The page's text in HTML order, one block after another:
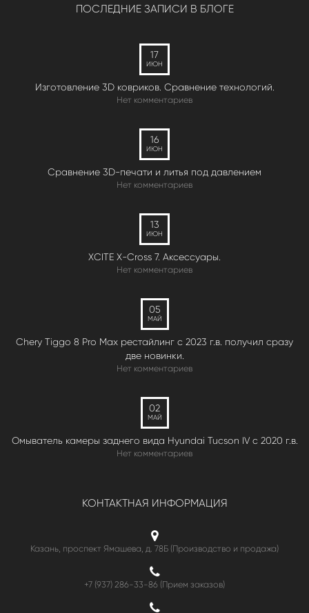
ПОСЛЕДНИЕ ЗАПИСИ В БЛОГЕ
17
ИЮН
Изготовление 3D ковриков. Сравнение технологий.
Нет комментариев
16
ИЮН
Сравнение 3D-печати и литья под давлением
Нет комментариев
13
ИЮН
XCITE X-Cross 7. Аксессуары.
Нет комментариев
05
МАЙ
Chery Tiggo 8 Pro Max рестайлинг с 2023 г.в. получил сразу
две новинки.
Нет комментариев
02
МАЙ
Омыватель камеры заднего вида Hyundai Tucson IV c 2020 г.в.
Нет комментариев
КОНТАКТНАЯ ИНФОРМАЦИЯ
Казань, проспект Ямашева, д. 78Б (Производство и продажа)
+7 (937) 286-33-86 (Прием заказов)